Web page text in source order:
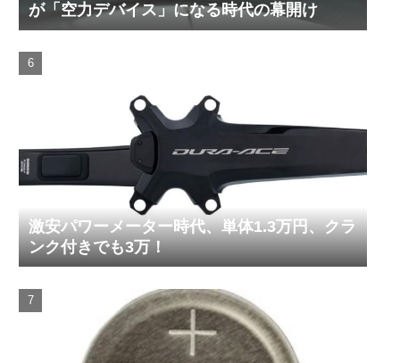
が「空力デバイス」になる時代の幕開け
激安パワーメーター時代、単体1.3万円、クラ
ンク付きでも3万！